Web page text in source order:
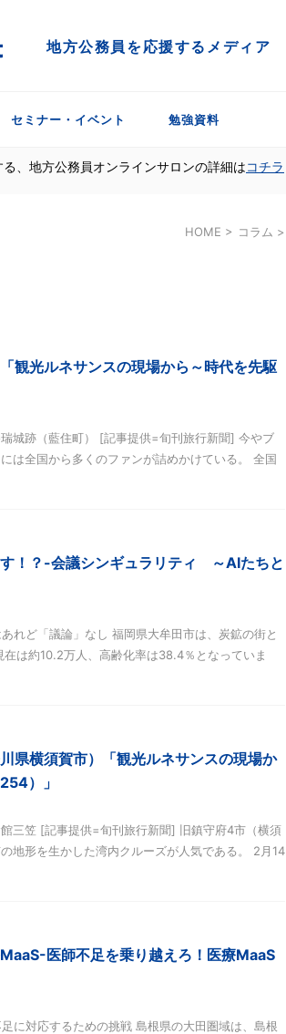
地方公務員を応援するメディア
セミナー・イベント 勉強資料
、地方公務員オンラインサロンの詳細はコチラ
HOME > コラム >
観光ルネサンスの現場から～時代を先駆
城跡（藍住町） [記事提供=旬刊旅行新聞] 今やブ
は全国から多くのファンが詰めかけている。 全国
！？-会議シンギュラリティ ～AIたちと
れど「議論」なし 福岡県大牟田市は、炭鉱の街と
は約10.2万人、高齢化率は38.4％となっていま
県横須賀市）「観光ルネサンスの現場か
）」
三笠 [記事提供=旬刊旅行新聞] 旧鎮守府4市（横須
地形を生かした湾内クルーズが人気である。 2月14
医師不足を乗り越えろ！医療MaaS
に対応するための挑戦 島根県の大田圏域は、島根